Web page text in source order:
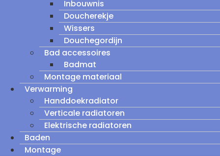
Inbouwnis
Doucherekje
Wissers
Douchegordijn
Bad accessoires
Badmat
Montage materiaal
Verwarming
Handdoekradiator
Verticale radiatoren
Elektrische radiatoren
Baden
Montage